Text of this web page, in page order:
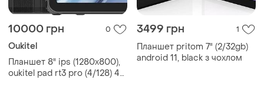
10000 грн 0
Oukitel
Планшет 8" ips (1280x800),
oukitel pad rt3 pro (4/128) 4g
3499 грн 1
Планшет pritom 7" (2/32gb)
android 11, black з чохлом